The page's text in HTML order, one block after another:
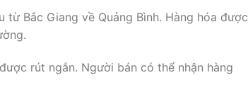
Bắc Giang về Quảng Bình. Hàng hóa được
rút ngắn. Người bán có thể nhận hàng